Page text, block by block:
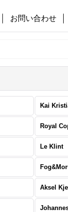
お問い合わせ
Kai
Royal
Le Klint
Aksel